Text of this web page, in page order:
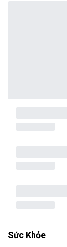
Sức Khỏe